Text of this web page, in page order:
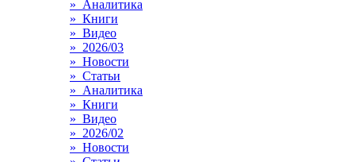
» Аналитика
» Книги
» Видео
» 2026/03
» Новости
» Статьи
» Аналитика
» Книги
» Видео
» 2026/02
» Новости